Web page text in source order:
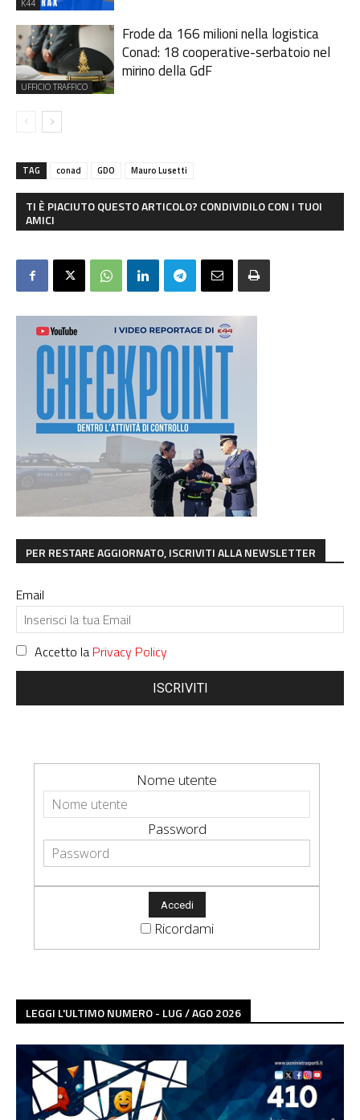
K44
UFFICIO TRAFFICO
Frode da 166 milioni nella logistica
Conad: 18 cooperative-serbatoio nel
mirino della GdF
TAG conad GDO Mauro Lusetti
TI È PIACIUTO QUESTO ARTICOLO? CONDIVIDILO CON I TUOI
AMICI
PER RESTARE AGGIORNATO, ISCRIVITI ALLA NEWSLETTER
Email
Accetto la Privacy Policy
ISCRIVITI
Nome utente
Password
Ricordami
LEGGI L'ULTIMO NUMERO - LUG / AGO 2026